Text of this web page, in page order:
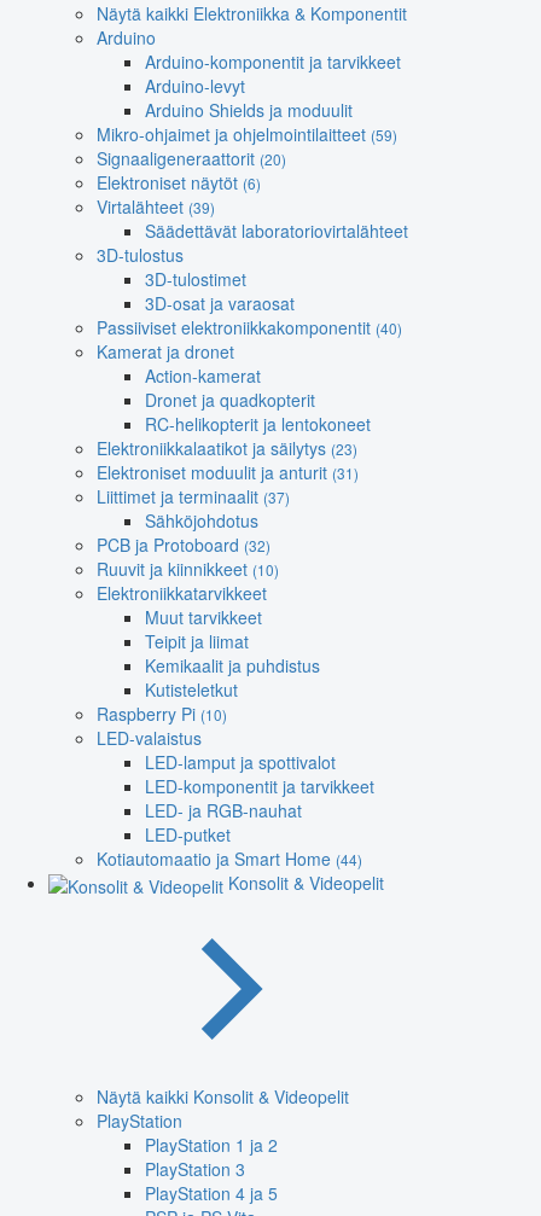
Näytä kaikki Elektroniikka & Komponentit
Arduino
Arduino-komponentit ja tarvikkeet
Arduino-levyt
Arduino Shields ja moduulit
Mikro-ohjaimet ja ohjelmointilaitteet (59)
Signaaligeneraattorit (20)
Elektroniset näytöt (6)
Virtalähteet (39)
Säädettävät laboratoriovirtalähteet
3D-tulostus
3D-tulostimet
3D-osat ja varaosat
Passiiviset elektroniikkakomponentit (40)
Kamerat ja dronet
Action-kamerat
Dronet ja quadkopterit
RC-helikopterit ja lentokoneet
Elektroniikkalaatikot ja säilytys (23)
Elektroniset moduulit ja anturit (31)
Liittimet ja terminaalit (37)
Sähköjohdotus
PCB ja Protoboard (32)
Ruuvit ja kiinnikkeet (10)
Elektroniikkatarvikkeet
Muut tarvikkeet
Teipit ja liimat
Kemikaalit ja puhdistus
Kutisteletkut
Raspberry Pi (10)
LED-valaistus
LED-lamput ja spottivalot
LED-komponentit ja tarvikkeet
LED- ja RGB-nauhat
LED-putket
Kotiautomaatio ja Smart Home (44)
Konsolit & Videopelit
Näytä kaikki Konsolit & Videopelit
PlayStation
PlayStation 1 ja 2
PlayStation 3
PlayStation 4 ja 5